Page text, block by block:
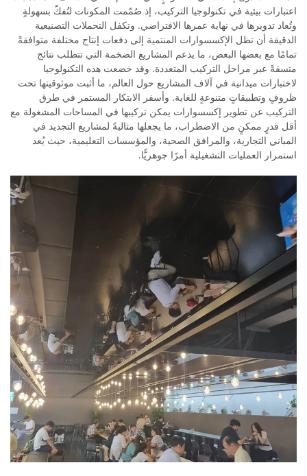
اعتبارات بيئية في تكنولوجيا التركيب، إذ صُمّمت المكونات لتُفكّ بسهولةٍ
وتُعاد تدويرها في نهاية عمرها الافتراضي. وتكفل التحملات التصنيعية
الدقيقة أن تظل الإكسسوارات المنتمية إلى دفعات إنتاج مختلفة متوافقةً
تمامًا مع بعضها البعض، ما يدعم المشاريع الضخمة التي تتطلب نتائج
متسقةً عبر مراحل التركيب المتعددة. وقد خضعت هذه التكنولوجيا
لاختبارات ميدانية في آلاف المشاريع حول العالم، ما أثبت موثوقيتها تحت
ظروفٍ وتطبيقاتٍ متنوعةٍ للغاية. وأسفر الابتكار المستمر في طرق
التركيب عن تطوير إكسسوارات يمكن تركيبها في المساحات المشغولة مع
أقل قدرٍ ممكنٍ من الاضطراب، ما يجعلها مثاليةً لمشاريع التجديد في
المباني التجارية، والمرافق الصحية، والمؤسسات التعليمية، حيث يُعد
استمرار العمليات التشغيلية أمرًا جوهريًّا.